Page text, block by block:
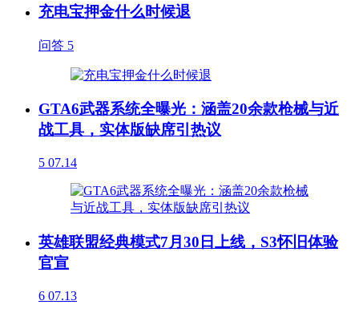
充电宝押金什么时候退
问答 5
GTA6武器系统全曝光：涵盖20余款枪械与近
战工具，实体版缺席引热议
5 07.14
英雄联盟经典模式7月30日上线，S3怀旧体验
官宣
6 07.13